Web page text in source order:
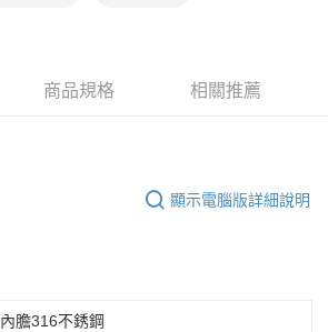
商品規格 相關推薦
顯示電腦版詳細說明
內膽316不銹鋼